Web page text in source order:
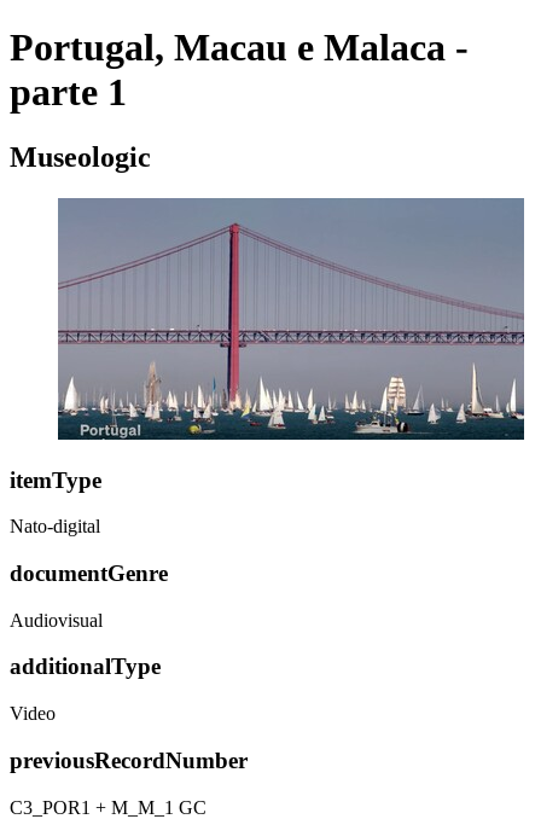
Portugal, Macau e Malaca -
parte 1
Museologic
itemType
Nato-digital
documentGenre
Audiovisual
additionalType
Video
previousRecordNumber
C3_POR1 + M_M_1 GC